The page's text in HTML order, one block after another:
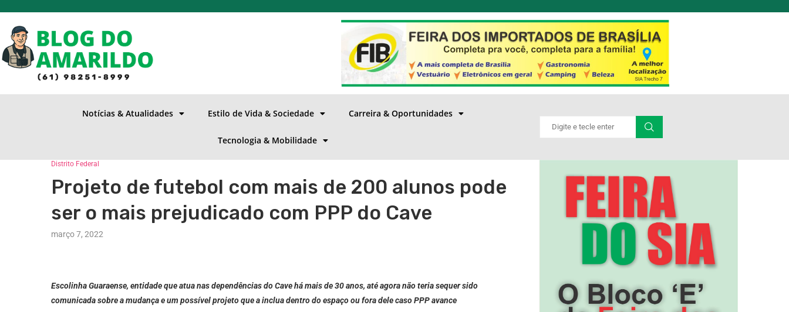
Notícias & Atualidades Estilo de Vida & Sociedade Carreira & Oportunidades
Tecnologia & Mobilidade
Distrito Federal
Projeto de futebol com mais de 200 alunos pode
ser o mais prejudicado com PPP do Cave
março 7, 2022
Escolinha Guaraense, entidade que atua nas dependências do Cave há mais de 30 anos, até agora não teria sequer sido
comunicada sobre a mudança e um possível projeto que a inclua dentro do espaço ou fora dele caso PPP avance